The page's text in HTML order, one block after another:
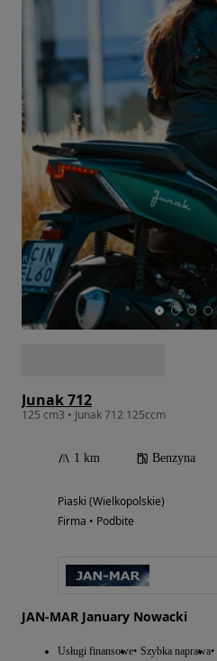
Junak 712
125 cm3 • Junak 712 125ccm
1 km Benzyna
Piaski (Wielkopolskie)
Firma • Podbite
JAN-MAR January Nowacki
Usługi finansowe Szybka naprawa